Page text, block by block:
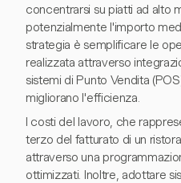
concentrarsi su piatti ad alto
potenzialmente l'importo
strategia è semplificare le
realizzata attraverso
sistemi di Punto Vendita
migliorano l'efficienza.
I costi del lavoro, che
terzo del fatturato di un
attraverso una
ottimizzati. Inoltre, adottare